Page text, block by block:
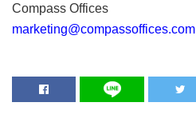
Compass Offices
marketing@compassoffices.com